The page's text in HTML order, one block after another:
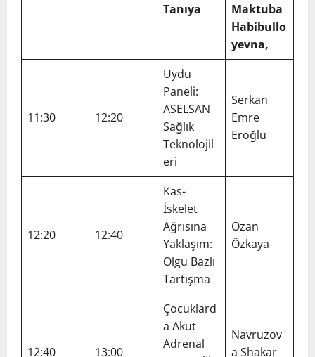
Tanıya
Maktuba
Habibullo
yevna,
11:30 12:20
Uydu
Paneli:
ASELSAN
Sağlık
Teknolojil
eri
Serkan
Emre
Eroğlu
12:20 12:40
Kas-
İskelet
Ağrısına
Yaklaşım:
Olgu Bazlı
Tartışma
Ozan
Özkaya
12:40 13:00
Çocuklard
a Akut
Adrenal
Navruzov
a Shakar